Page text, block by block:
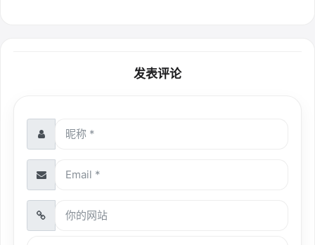
发表评论